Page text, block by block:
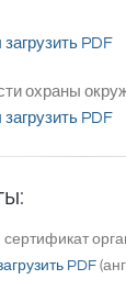
PDF
охраны
PDF
PDF